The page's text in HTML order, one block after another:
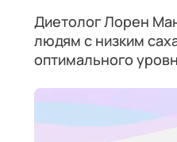
Диетолог Лорен
людям с низким
оптимального